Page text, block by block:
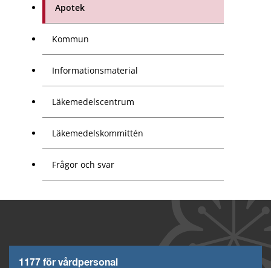
Apotek
Kommun
Informationsmaterial
Läkemedelscentrum
Läkemedelskommittén
Frågor och svar
1177 för vårdpersonal